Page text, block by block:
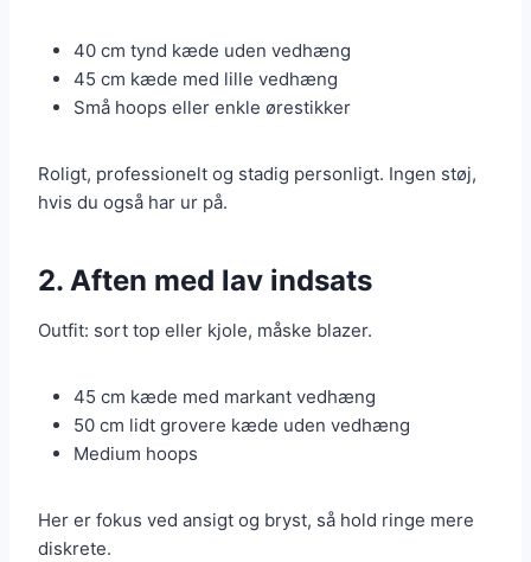
40 cm tynd kæde uden vedhæng
45 cm kæde med lille vedhæng
Små hoops eller enkle ørestikker
Roligt, professionelt og stadig personligt. Ingen støj,
hvis du også har ur på.
2. Aften med lav indsats
Outfit: sort top eller kjole, måske blazer.
45 cm kæde med markant vedhæng
50 cm lidt grovere kæde uden vedhæng
Medium hoops
Her er fokus ved ansigt og bryst, så hold ringe mere
diskrete.